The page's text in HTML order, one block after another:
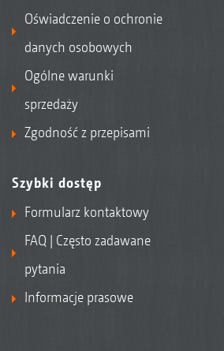
Oświadczenie o ochronie
danych osobowych
Ogólne warunki
sprzedaży
Zgodność z przepisami
Szybki dostęp
Formularz kontaktowy
FAQ | Często zadawane
pytania
Informacje prasowe